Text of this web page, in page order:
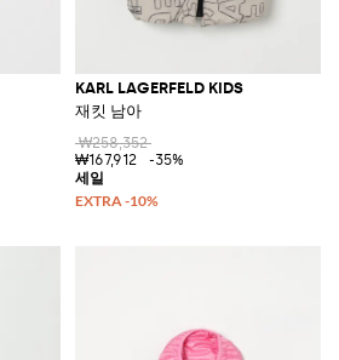
KARL LAGERFELD KIDS
재킷 남아
₩258,352
₩167,912
-35%